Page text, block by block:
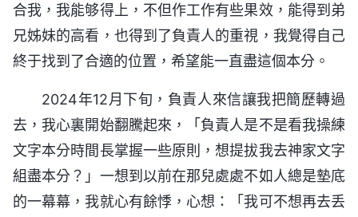
合我，我能够得上，不但作工作有些果效，能得到弟
兄姊妹的高看，也得到了負責人的重視，我覺得自己
終于找到了合適的位置，希望能一直盡這個本分。
2024年12月下旬，負責人來信讓我把簡歷轉過
去，我心裏開始翻騰起來，「負責人是不是看我操練
文字本分時間長掌握一些原則，想提拔我去神家文字
組盡本分？」一想到以前在那兒處處不如人總是墊底
的一幕幕，我就心有餘悸，心想：「我可不想再去丢